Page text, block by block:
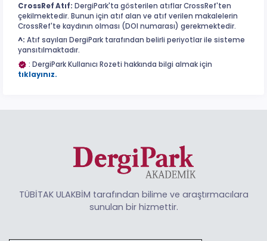
CrossRef Atıf: DergiPark'ta gösterilen atıflar CrossRef'ten
çekilmektedir. Bunun için atıf alan ve atıf verilen makalelerin
CrossRef'te kaydının olması (DOI numarası) gerekmektedir.
^: Atıf sayıları DergiPark tarafından belirli periyotlar ile sisteme
yansıtılmaktadır.
: DergiPark Kullanıcı Rozeti hakkında bilgi almak için
tıklayınız.
TÜBİTAK ULAKBİM tarafından bilime ve araştırmacılara
sunulan bir hizmettir.